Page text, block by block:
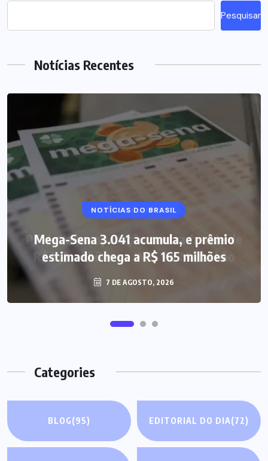
Pesquisar
Notícias Recentes
NOTÍCIAS DO BRASIL
Mega-Sena 3.041 acumula, e prêmio
estimado chega a R$ 165 milhões
7 DE AGOSTO, 2026
Categories
BLOG(95) EDITORIAL DO DIA(72)